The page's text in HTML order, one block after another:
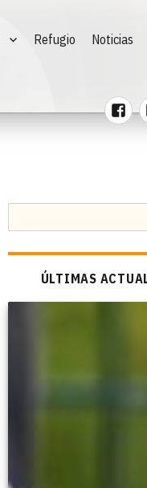
Refugio Noticias
por:
ÚLTIMAS